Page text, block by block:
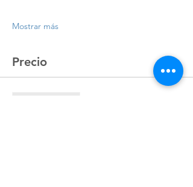
Mostrar más
Precio